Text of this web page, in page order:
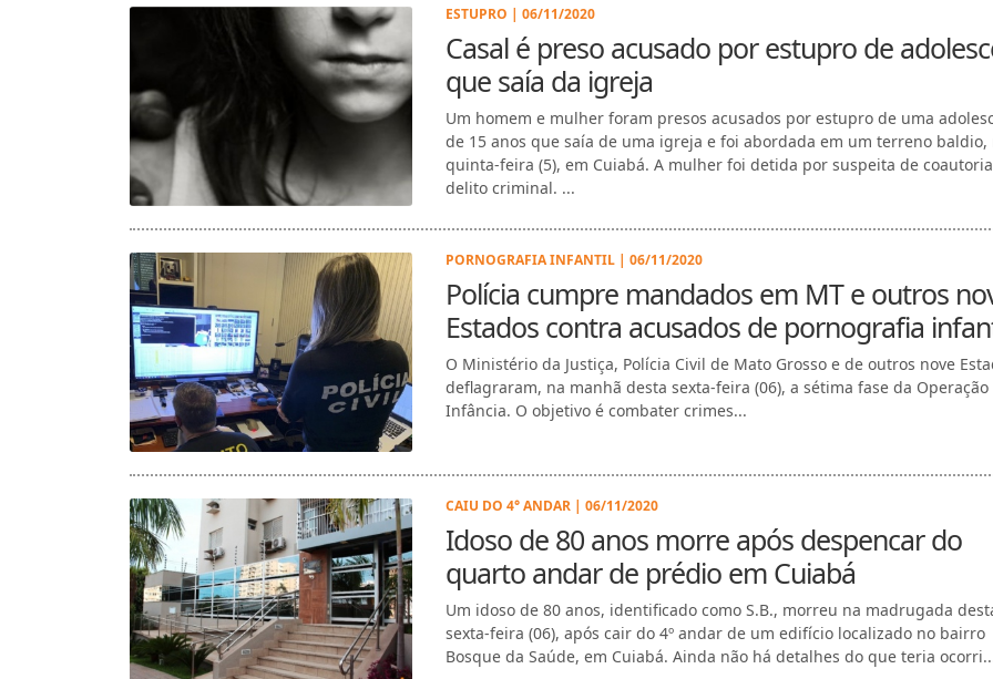
Casal é preso acusado por estupro de
que saía da igreja
Um homem e mulher foram presos acusados por estupro de uma
de 15 anos que saía de uma igreja e foi abordada em um terreno baldio,
quinta-feira (5), em Cuiabá. A mulher foi detida por suspeita de
delito criminal. ...
Polícia cumpre mandados em MT e outros
Estados contra acusados de pornografia
O Ministério da Justiça, Polícia Civil de Mato Grosso e de outros nove
deflagraram, na manhã desta sexta-feira (06), a sétima fase da Operação
Infância. O objetivo é combater crimes...
Idoso de 80 anos morre após despencar do
quarto andar de prédio em Cuiabá
Um idoso de 80 anos, identificado como S.B., morreu na madrugada desta
sexta-feira (06), após cair do 4º andar de um edifício localizado no bairro
Bosque da Saúde, em Cuiabá. Ainda não há detalhes do que teria ocorri...